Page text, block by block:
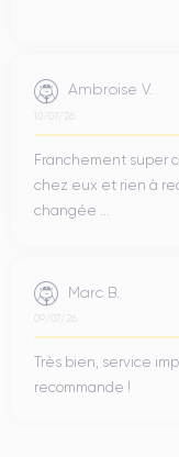
Ambroise V.
10/07/26
Franchement super
chez eux et rien à
changée ...
Marc B.
09/07/26
Très bien, service
recommande !